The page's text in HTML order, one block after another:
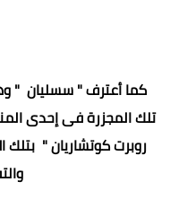
كما أعترف " سسليان "
تلك المجزرة فى إحدى
روبرت كوتشاريان " بتلك